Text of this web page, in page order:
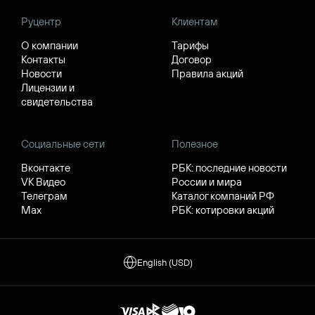
Руцентр
О компании
Контакты
Новости
Лицензии и
свидетельства
Клиентам
Тарифы
Договор
Правила акций
Социальные сети
Вконтакте
VK Видео
Телеграм
Max
Полезное
РБК: последние новости
России и мира
Каталог компаний РФ
РБК: котировки акций
English (USD)